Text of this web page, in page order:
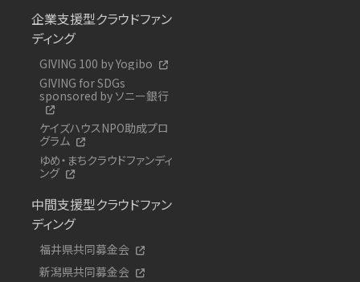
企業支援型クラウドファン
ディング
GIVING 100 by Yogibo
GIVING for SDGs
sponsored by ソニー銀行
ケイズハウスNPO助成プロ
グラム
ゆめ・まちクラウドファンディ
ング
中間支援型クラウドファン
ディング
福井県共同募金会
新潟県共同募金会